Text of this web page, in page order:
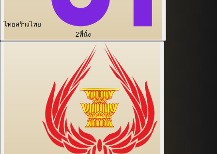
ไทยสร้างไทย
2ที่นั่ง